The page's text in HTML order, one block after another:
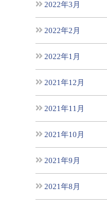
2022年3月
2022年2月
2022年1月
2021年12月
2021年11月
2021年10月
2021年9月
2021年8月